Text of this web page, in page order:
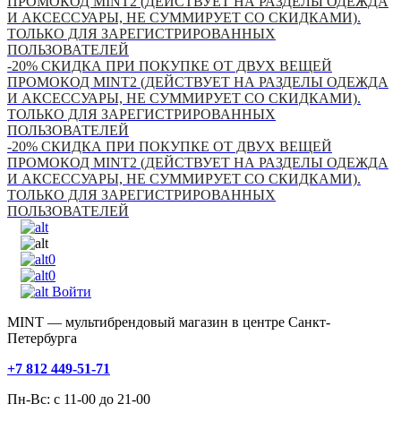
И АКСЕССУАРЫ, НЕ СУММИРУЕТ СО СКИДКАМИ).
ТОЛЬКО ДЛЯ ЗАРЕГИСТРИРОВАННЫХ
ПОЛЬЗОВАТЕЛЕЙ
-20% СКИДКА ПРИ ПОКУПКЕ ОТ ДВУХ ВЕЩЕЙ
ПРОМОКОД MINT2 (ДЕЙСТВУЕТ НА РАЗДЕЛЫ ОДЕЖДА
И АКСЕССУАРЫ, НЕ СУММИРУЕТ СО СКИДКАМИ).
ТОЛЬКО ДЛЯ ЗАРЕГИСТРИРОВАННЫХ
ПОЛЬЗОВАТЕЛЕЙ
-20% СКИДКА ПРИ ПОКУПКЕ ОТ ДВУХ ВЕЩЕЙ
ПРОМОКОД MINT2 (ДЕЙСТВУЕТ НА РАЗДЕЛЫ ОДЕЖДА
И АКСЕССУАРЫ, НЕ СУММИРУЕТ СО СКИДКАМИ).
ТОЛЬКО ДЛЯ ЗАРЕГИСТРИРОВАННЫХ
ПОЛЬЗОВАТЕЛЕЙ
0
0
Войти
MINT — мультибрендовый магазин в центре Санкт-
Петербурга
+7 812 449-51-71
Пн-Вс: с 11-00 до 21-00